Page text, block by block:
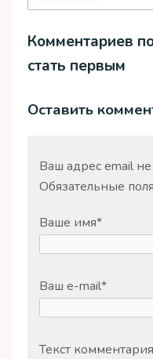
Комментариев
стать первым
Оставить
Ваш адрес email
Обязательные
Ваше имя*
Ваш e-mail*
Текст комментария